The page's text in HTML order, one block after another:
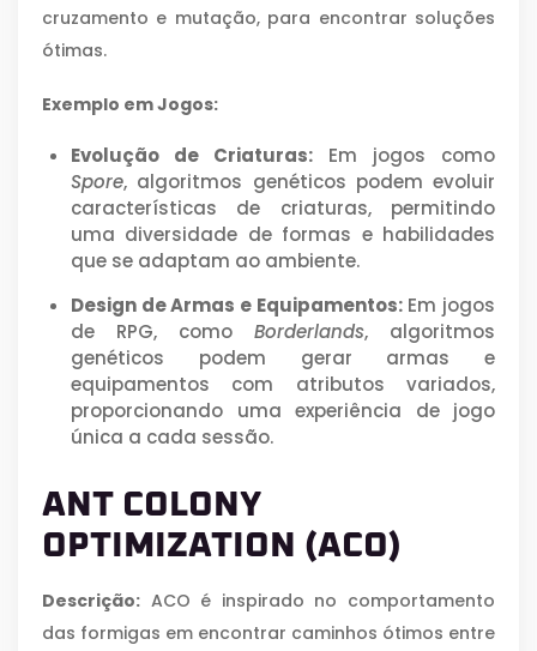
cruzamento e mutação, para encontrar soluções
ótimas.
Exemplo em Jogos:
Evolução de Criaturas: Em jogos como
Spore, algoritmos genéticos podem evoluir
características de criaturas, permitindo
uma diversidade de formas e habilidades
que se adaptam ao ambiente.
Design de Armas e Equipamentos:Em jogos
de RPG, como Borderlands, algoritmos
genéticos podem gerar armas e
equipamentos com atributos variados,
proporcionando uma experiência de jogo
única a cada sessão.
ANT COLONY
OPTIMIZATION (ACO)
Descrição: ACO é inspirado no comportamento
das formigas em encontrar caminhos ótimos entre